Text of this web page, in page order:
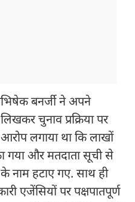
बनर्जी ने अपने
चुनाव प्रक्रिया पर
लगाया था कि लाखों
गया और मतदाता सूची से
नाम हटाए गए. साथ ही
एजेंसियों पर पक्षपातपूर्ण